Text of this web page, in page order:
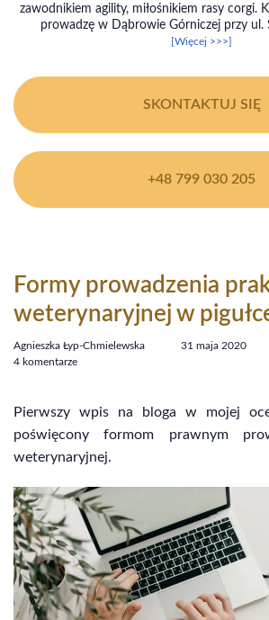
zawodnikiem agility, miłośnikiem rasy corgi.
prowadzę w Dąbrowie Górniczej przy ul.
[Więcej >>>]
SKONTAKTUJ SIĘ
+48 799 030 205
Formy prowadzenia
weterynaryjnej w
Agnieszka Łyp-Chmielewska
31 maja 2020
4 komentarze
Pierwszy wpis na bloga w mojej
poświęcony formom prawnym
weterynaryjnej.